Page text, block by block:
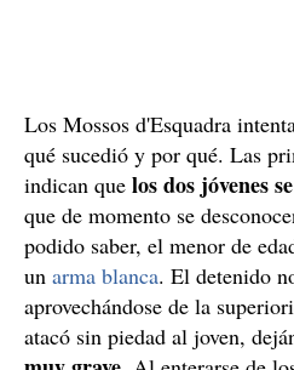
Los Mossos d'Esquadra
qué sucedió y por qué. Las
indican que los dos jóvenes
que de momento se
podido saber, el menor de
un arma blanca. El detenido
aprovechándose de la
atacó sin piedad al joven,